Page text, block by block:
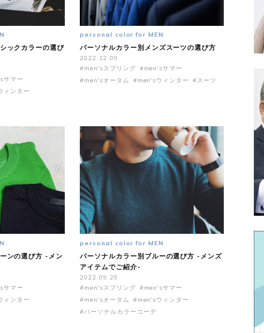
ックカラーの選び
サマー
ィンター
personal color for MEN
パーソナルカラー別メンズスーツの選び方
2022.12.09
#men'sスプリング #men'sサマー
#men'sオータム
#men'sウィンター #スーツ
ンの選び方 -メン
サマー
ィンター
personal color for MEN
パーソナルカラー別ブルーの選び方 -メンズ
アイテムでご紹介-
2022.09.29
#men'sスプリング #men'sサマー
#men'sオータム
#men'sウィンター
#パーソナルカラーコーデ